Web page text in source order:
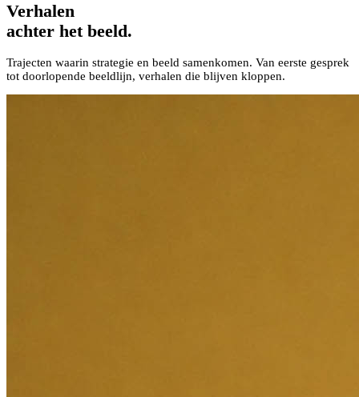
Verhalen
achter het beeld.
Trajecten waarin strategie en beeld samenkomen. Van eerste gesprek
tot doorlopende beeldlijn, verhalen die blijven kloppen.